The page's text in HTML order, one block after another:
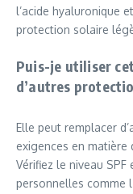
l’acide hyaluronique
protection solaire
Puis-je utiliser
d’autres
Elle peut remplacer
exigences en matière
Vérifiez le niveau SPF
personnelles comme